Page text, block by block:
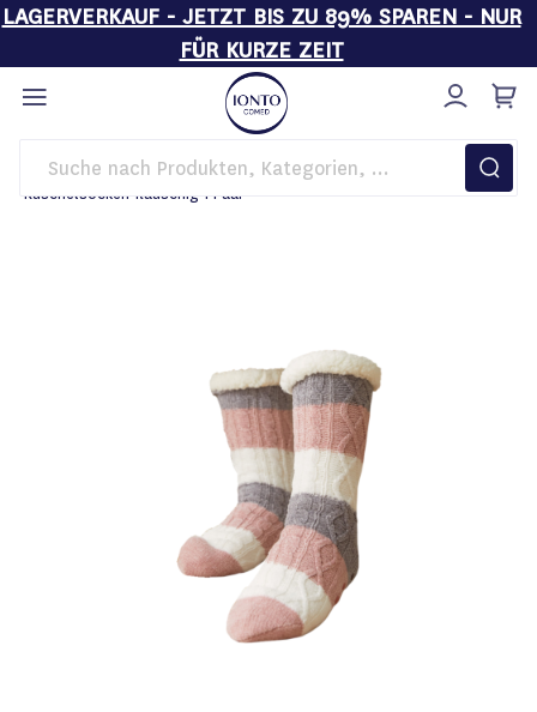
LAGERVERKAUF - JETZT BIS ZU 89% SPAREN - NUR
FÜR KURZE ZEIT
Direkt
zum
Inhalt
Startseite Sale
Weihnachtsartikel IONTO-COMED
Kuschelsocken flauschig 1 Paar